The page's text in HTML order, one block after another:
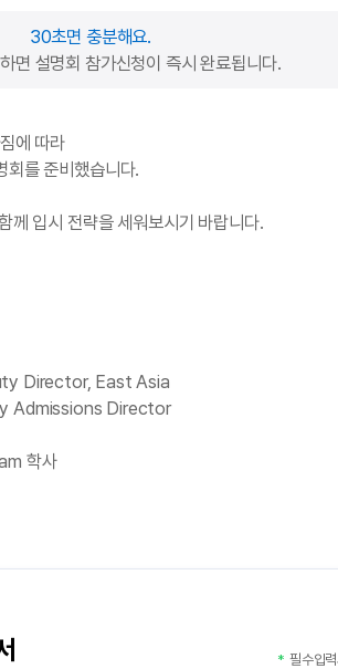
30초면 충분해요.
면 설명회 참가신청이 즉시 완료됩니다.
에 따라
회를 준비했습니다.
께 입시 전략을 세워보시기 바랍니다.
Director, East Asia
Admissions Director
학사
필수입